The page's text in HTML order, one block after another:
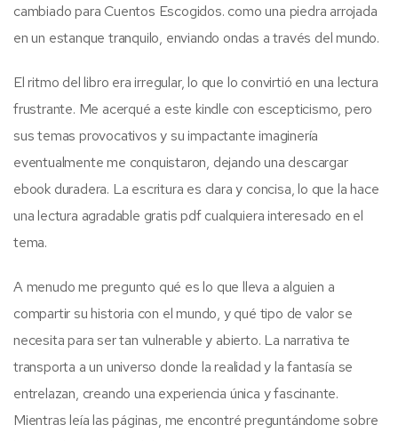
cambiado para Cuentos Escogidos. como una piedra arrojada
en un estanque tranquilo, enviando ondas a través del mundo.
El ritmo del libro era irregular, lo que lo convirtió en una lectura
frustrante. Me acerqué a este kindle con escepticismo, pero
sus temas provocativos y su impactante imaginería
eventualmente me conquistaron, dejando una descargar
ebook duradera. La escritura es clara y concisa, lo que la hace
una lectura agradable gratis pdf cualquiera interesado en el
tema.
A menudo me pregunto qué es lo que lleva a alguien a
compartir su historia con el mundo, y qué tipo de valor se
necesita para ser tan vulnerable y abierto. La narrativa te
transporta a un universo donde la realidad y la fantasía se
entrelazan, creando una experiencia única y fascinante.
Mientras leía las páginas, me encontré preguntándome sobre